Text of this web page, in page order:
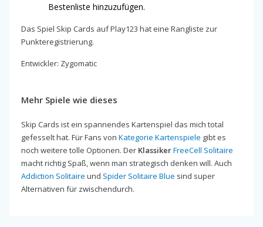
Bestenliste hinzuzufügen.
Das Spiel Skip Cards auf Play123 hat eine Rangliste zur
Punkteregistrierung.
Entwickler: Zygomatic
Mehr Spiele wie dieses
Skip Cards ist ein spannendes Kartenspiel das mich total
gefesselt hat. Für Fans von Kategorie Kartenspiele gibt es
noch weitere tolle Optionen. Der KlassikerFreeCell Solitaire
macht richtig Spaß, wenn man strategisch denken will. Auch
Addiction Solitaire und Spider Solitaire Blue sind super
Alternativen für zwischendurch.